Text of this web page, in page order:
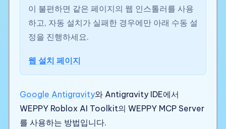
이 불편하면 같은 페이지의 웹 인스톨러를 사용
하고, 자동 설치가 실패한 경우에만 아래 수동 설
정을 진행하세요.
웹 설치 페이지
Google Antigravity와 Antigravity IDE에서
WEPPY Roblox AI Toolkit의 WEPPY MCP Server
를 사용하는 방법입니다.